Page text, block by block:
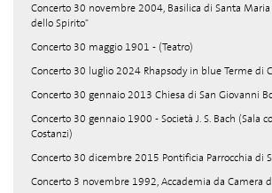
Concerto 30 novembre 2004, Basilica di Santa
dello Spirito"
Concerto 30 maggio 1901 - (Teatro)
Concerto 30 luglio 2024 Rhapsody in blue Terme di
Concerto 30 gennaio 2013 Chiesa di San Giovanni
Concerto 30 gennaio 1900 - Società J. S. Bach (Sala
Costanzi)
Concerto 30 dicembre 2015 Pontificia Parrocchia di
Concerto 3 novembre 1992, Accademia da Camera